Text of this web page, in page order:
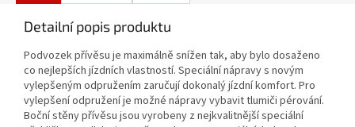
Detailní popis produktu
Podvozek přívěsu je maximálně snížen tak, aby bylo dosaženo
co nejlepších jízdních vlastností. Speciální nápravy s novým
vylepšeným odpružením zaručují dokonalý jízdní komfort. Pro
vylepšení odpružení je možné nápravy vybavit tlumiči pérování.
Boční stěny přívěsu jsou vyrobeny z nejkvalitnější speciální